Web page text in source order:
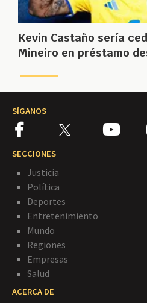
Kevin Castaño sería
Mineiro en préstamo
SÍGANOS
SECCIONES
Justicia
Política
Deportes
Entretenimiento
Mundo
Regiones
Empresas
Salud
ACERCA DE